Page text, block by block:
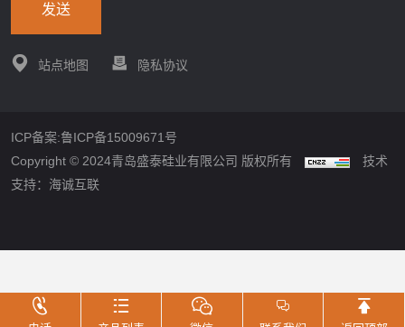
发送
站点地图 隐私协议
ICP备案:鲁ICP备15009671号
Copyright © 2024青岛盛泰硅业有限公司 版权所有
技术
支持：海诚互联